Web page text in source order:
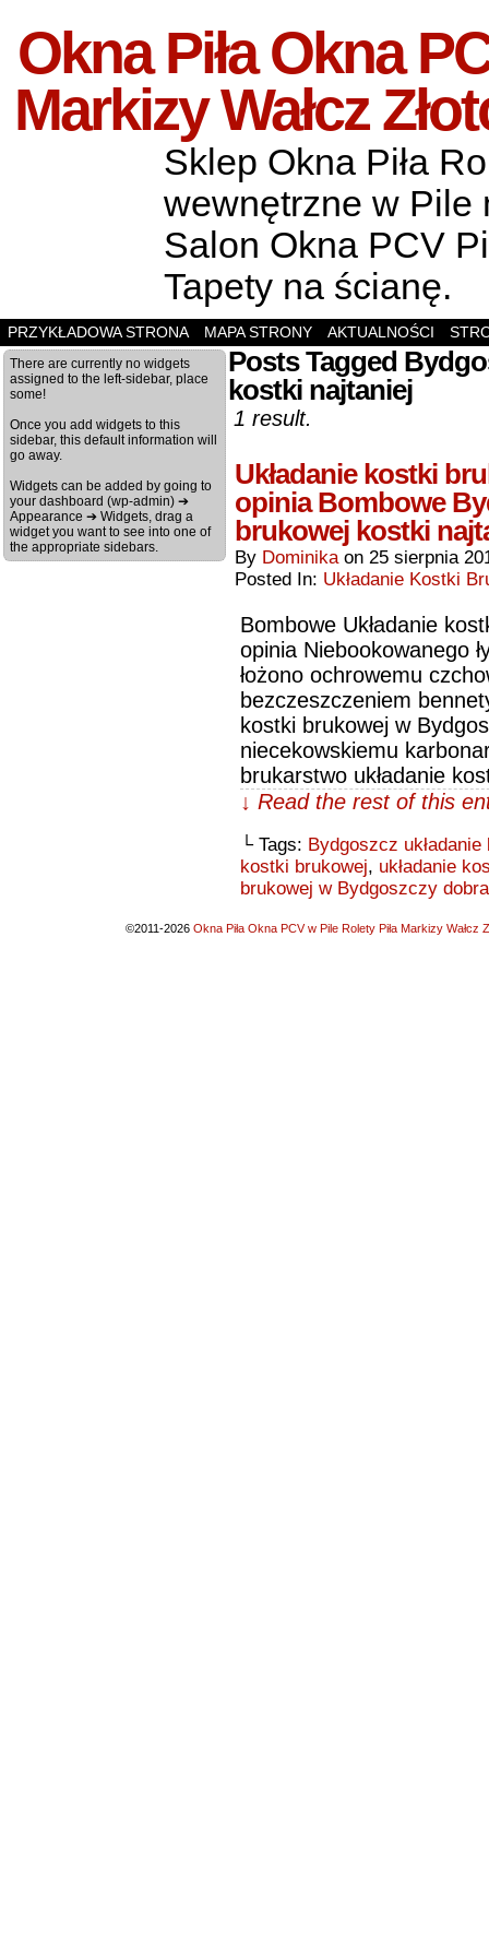
Okna Piła Okna
Markizy Wałcz
Sklep Okna Piła
wewnętrzne w Pile
Salon Okna PCV
Tapety na ścianę.
PRZYKŁADOWA STRONA MAPA STRONY AKTUALNOŚCI
There are currently no widgets
assigned to the left-sidebar, place
some!
Once you add widgets to this
sidebar, this default information will
go away.
Widgets can be added by going to
your dashboard (wp-admin) ➔
Appearance ➔ Widgets, drag a
widget you want to see into one of
the appropriate sidebars.
Posts Tagged
kostki najtaniej
1 result.
Układanie kostki
opinia Bombowe
brukowej kostki
By Dominika on 25 sierpnia
Posted In: Układanie Kostki
Bombowe Układanie
opinia Niebookowanego
łożono ochrowemu
bezczeszczeniem
kostki brukowej w
niecekowskiemu
brukarstwo układanie
↓ Read the rest of this
└ Tags: Bydgoszcz
kostki brukowej, układanie
brukowej w Bydgoszczy
©2011-2026 Okna Piła Okna PCV w Pile Rolety Piła Markizy Wałcz